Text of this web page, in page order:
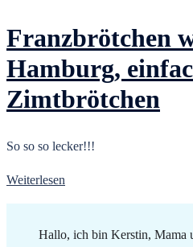
Franzbrötchen
Hamburg,
Zimtbrötchen
So so so lecker!!!
Weiterlesen
Hallo, ich bin Kerstin, Mama